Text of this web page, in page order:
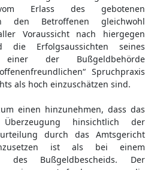
vom Erlass des gebotenen
den Betroffenen gleichwohl
Voraussicht nach hiergegen
die Erfolgsaussichten seines
der Bußgeldbehörde
Spruchpraxis
als hoch einzuschätzen sind.
einen hinzunehmen, dass das
hinsichtlich der
durch das Amtsgericht
ist als bei einem
des Bußgeldbescheids. Der